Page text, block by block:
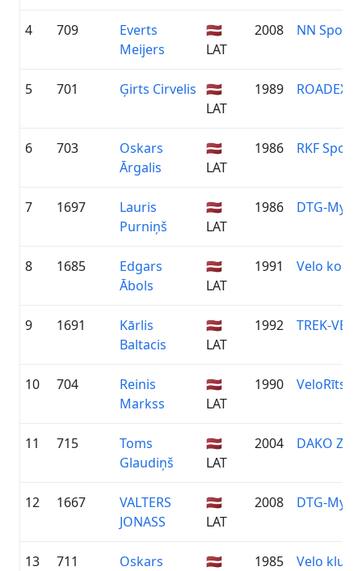
4 709
Everts
Meijers
🇱🇻
LAT
2008 NN
5 701 Ģirts Cirvelis 🇱🇻
LAT
1989 ROADEX
6 703
Oskars
Ārgalis
🇱🇻
LAT
1986 RKF
7 1697
Lauris
Purniņš
🇱🇻
LAT
1986 DTG-
8 1685
Edgars
Ābols
🇱🇻
LAT
1991 Velo
9 1691
Kārlis
Baltacis
🇱🇻
LAT
1992 TREK-
10 704
Reinis
Markss
🇱🇻
LAT
1990 VeloRīts
11 715
Toms
Glaudiņš
🇱🇻
LAT
2004 DAKO
12 1667
VALTERS
JONASS
🇱🇻
LAT
2008 DTG-
13 711
Oskars
🇱🇻
1985 Velo